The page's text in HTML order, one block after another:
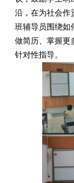
沿，在为社会作
班辅导员围绕如
做简历、掌握更
针对性指导。